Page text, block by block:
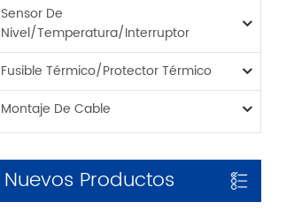
Sensor De
Nivel/temperatura/interruptor
Fusible Térmico/protector Térmico
Montaje De Cable
Nuevos Productos